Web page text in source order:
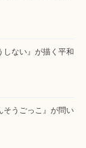
ない』が描く平和
そうごっこ』が問い